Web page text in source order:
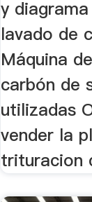
y
lavado de
Máquina
carbón de
utilizadas
vender la
trituracion